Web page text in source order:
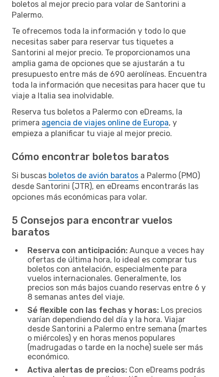
boletos al mejor precio para volar de Santorini a
Palermo.
Te ofrecemos toda la información y todo lo que
necesitas saber para reservar tus tiquetes a
Santorini al mejor precio. Te proporcionamos una
amplia gama de opciones que se ajustarán a tu
presupuesto entre más de 690 aerolíneas. Encuentra
toda la información que necesitas para hacer que tu
viaje a Italia sea inolvidable.
Reserva tus boletos a Palermo con eDreams, la
primera agencia de viajes online de Europa, y
empieza a planificar tu viaje al mejor precio.
Cómo encontrar boletos baratos
Si buscas boletos de avión baratos a Palermo (PMO)
desde Santorini (JTR), en eDreams encontrarás las
opciones más económicas para volar.
5 Consejos para encontrar vuelos
baratos
Reserva con anticipación: Aunque a veces hay
ofertas de última hora, lo ideal es comprar tus
boletos con antelación, especialmente para
vuelos internacionales. Generalmente, los
precios son más bajos cuando reservas entre 6 y
8 semanas antes del viaje.
Sé flexible con las fechas y horas: Los precios
varían dependiendo del día y la hora. Viajar
desde Santorini a Palermo entre semana (martes
o miércoles) y en horas menos populares
(madrugadas o tarde en la noche) suele ser más
económico.
Activa alertas de precios: Con eDreams podrás